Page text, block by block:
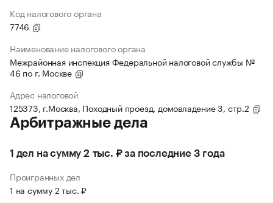
Код налогового органа
7746
Наименование налогового органа
Межрайонная инспекция Федеральной налоговой службы №
46 по г. Москве
Адрес налоговой
125373, г.Москва, Походный проезд, домовладение 3, стр.2
Арбитражные дела
1 дел на сумму 2 тыс. ₽ за последние 3 года
Проигранных дел
1 на сумму 2 тыс. ₽